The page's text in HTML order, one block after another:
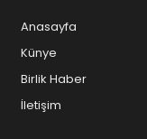
Anasayfa
Künye
Birlik Haber
İletişim